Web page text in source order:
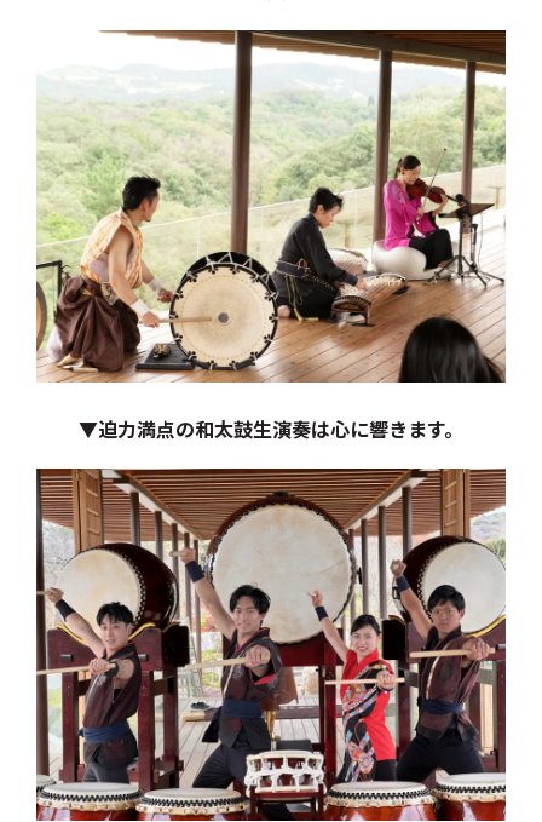
▼迫力満点の和太鼓生演奏は心に響きます。